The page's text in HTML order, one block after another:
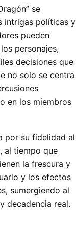
se
intrigas políticas y
pueden
personajes,
decisiones que
no solo se centra
en los miembros
por su fidelidad al
al tiempo que
la frescura y
y los efectos
sumergiendo al
decadencia real.